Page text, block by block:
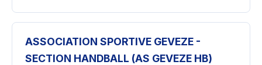
ASSOCIATION SPORTIVE GEVEZE -
SECTION HANDBALL (AS GEVEZE HB)